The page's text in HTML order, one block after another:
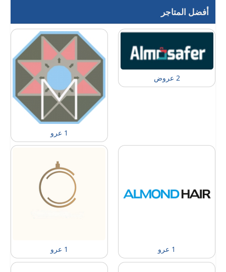
أفضل المتاجر
2 عروض
1 عرو
1 عرو 1 عرو